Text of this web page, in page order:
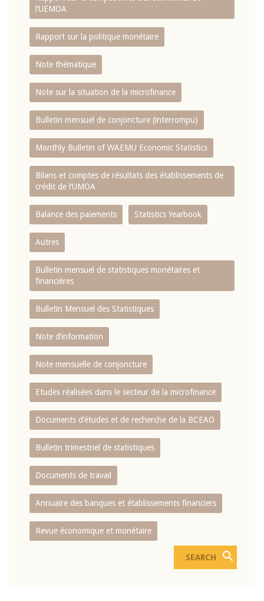
l‘UEMOA
Rapport sur la politique monétaire
Note thématique
Note sur la situation de la microfinance
Bulletin mensuel de conjoncture (interrompu)
Monthly Bulletin of WAEMU Economic Statistics
Bilans et comptes de résultats des établissements de
crédit de l‘UMOA
Balance des paiements Statistics Yearbook
Autres
Bulletin mensuel de statistiques monétaires et
financières
Bulletin Mensuel des Statistiques
Note d’information
Note mensuelle de conjoncture
Etudes réalisées dans le secteur de la microfinance
Documents d’études et de recherche de la BCEAO
Bulletin trimestriel de statistiques
Documents de travail
Annuaire des banques et établissements financiers
Revue économique et monétaire